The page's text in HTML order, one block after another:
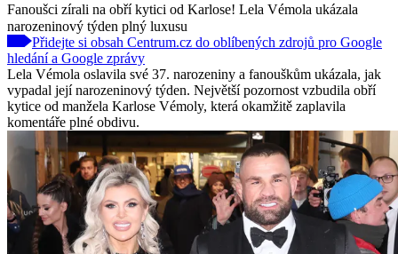
Fanoušci zírali na obří kytici od Karlose! Lela Vémola ukázala
narozeninový týden plný luxusu
Přidejte si obsah Centrum.cz do oblíbených zdrojů pro Google
hledání a Google zprávy
Lela Vémola oslavila své 37. narozeniny a fanouškům ukázala, jak
vypadal její narozeninový týden. Největší pozornost vzbudila obří
kytice od manžela Karlose Vémoly, která okamžitě zaplavila
komentáře plné obdivu.